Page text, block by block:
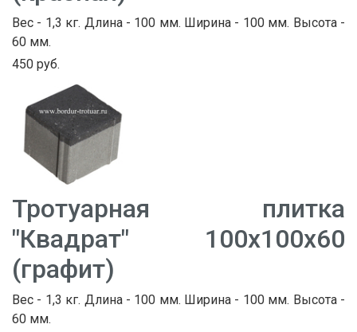
Вес - 1,3 кг. Длина - 100 мм. Ширина - 100 мм. Высота -
60 мм.
450 руб.
Тротуарная плитка
"Квадрат" 100х100х60
(графит)
Вес - 1,3 кг. Длина - 100 мм. Ширина - 100 мм. Высота -
60 мм.